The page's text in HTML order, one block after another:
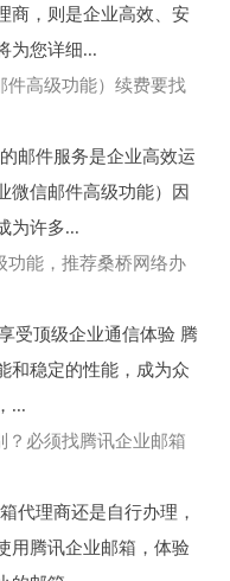
商，则是企业高效、安
为您详细...
件高级功能）续费要找
邮件服务是企业高效运
微信邮件高级功能）因
为许多...
功能，推荐桑桥网络办
受顶级企业通信体验 腾
和稳定的性能，成为众
...
？必须找腾讯企业邮箱
代理商还是自行办理，
用腾讯企业邮箱，体验